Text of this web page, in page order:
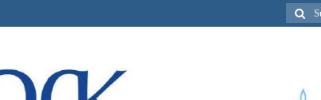
Suche
nach: